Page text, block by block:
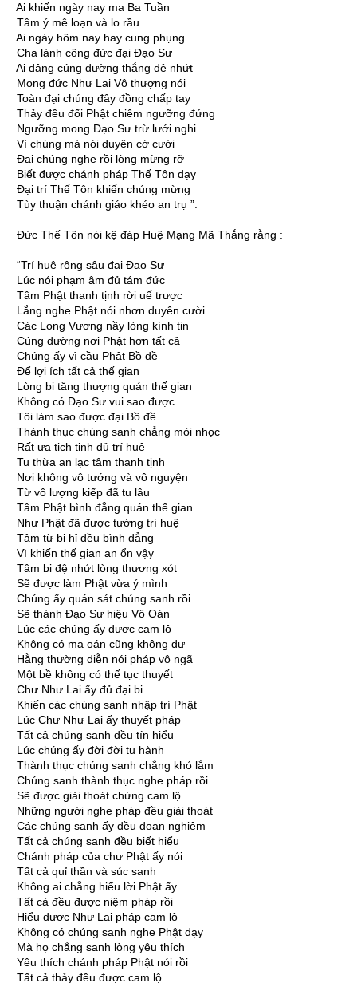
Ai khiến ngày nay ma Ba Tuần
Tâm ý mê loạn và lo rầu
Ai ngày hôm nay hay cung phụng
Cha lành công đức đại Ðạo Sư
Ai dâng cúng dường thắng đệ nhứt
Mong đức Như Lai Vô thượng nói
Toàn đại chúng đây đồng chấp tay
Thảy đều đối Phật chiêm ngưỡng đứng
Ngưỡng mong Ðạo Sư trừ lưới nghi
Vì chúng mà nói duyên cớ cười
Ðại chúng nghe rồi lòng mừng rỡ
Biết được chánh pháp Thế Tôn dạy
Ðại trí Thế Tôn khiến chúng mừng
Tùy thuận chánh giáo khéo an trụ ”.
Ðức Thế Tôn nói kệ đáp Huệ Mạng Mã Thắng rằng :
“Trí huệ rộng sâu đại Ðạo Sư
Lúc nói phạm âm đủ tám đức
Tâm Phật thanh tịnh rời uế trược
Lắng nghe Phật nói nhơn duyên cười
Các Long Vương nầy lòng kính tin
Cúng dường nơi Phật hơn tất cả
Chúng ấy vì cầu Phật Bồ đề
Ðể lợi ích tất cả thế gian
Lòng bi tăng thượng quán thế gian
Không có Ðạo Sư vui sao được
Tôi làm sao được đại Bồ đề
Thành thục chúng sanh chẳng mỏi nhọc
Rất ưa tịch tịnh đủ trí huệ
Tu thừa an lạc tâm thanh tịnh
Nơi không vô tướng và vô nguyện
Từ vô lượng kiếp đã tu lâu
Tâm Phật bình đẳng quán thế gian
Như Phật đã được tướng trí huệ
Tâm từ bi hỉ đều bình đẳng
Vì khiến thế gian an ổn vậy
Tâm bi đệ nhứt lòng thương xót
Sẽ được làm Phật vừa ý mình
Chúng ấy quán sát chúng sanh rồi
Sẽ thành Ðạo Sư hiệu Vô Oán
Lúc các chúng ấy được cam lộ
Không có ma oán cũng không dư
Hằng thường diễn nói pháp vô ngã
Một bề không có thế tục thuyết
Chư Như Lai ấy đủ đại bi
Khiến các chúng sanh nhập trí Phật
Lúc Chư Như Lai ấy thuyết pháp
Tất cả chúng sanh đều tín hiểu
Lúc chúng ấy đời đời tu hành
Thành thục chúng sanh chẳng khó lắm
Chúng sanh thành thục nghe pháp rồi
Sẽ được giải thoát chứng cam lộ
Những người nghe pháp đều giải thoát
Các chúng sanh ấy đều đoan nghiêm
Tất cả chúng sanh đều biết hiểu
Chánh pháp của chư Phật ấy nói
Tất cả quỉ thần và súc sanh
Không ai chẳng hiểu lời Phật ấy
Tất cả đều được niệm pháp rồi
Hiểu được Như Lai pháp cam lộ
Không có chúng sanh nghe Phật dạy
Mà họ chẳng sanh lòng yêu thích
Yêu thích chánh pháp Phật nói rồi
Tất cả thảy đều được cam lộ